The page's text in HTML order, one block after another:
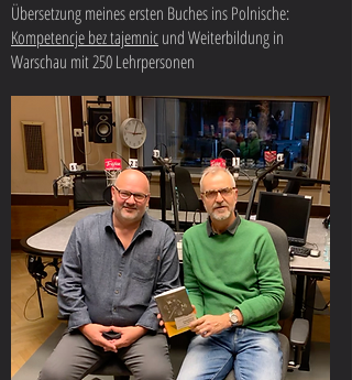
Übersetzung meines ersten Buches ins Polnische:
Kompetencje bez tajemnicund Weiterbildung in
Warschau mit 250 Lehrpersonen